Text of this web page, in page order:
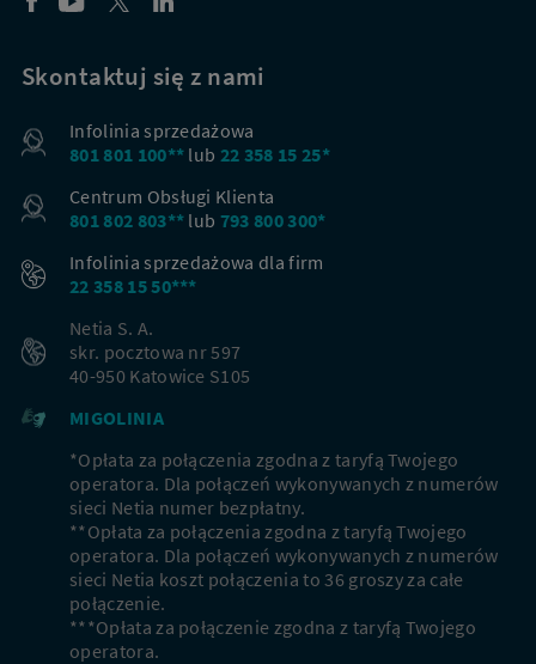
Skontaktuj się z nami
Infolinia sprzedażowa
801 801 100** lub 22 358 15 25*
Centrum Obsługi Klienta
801 802 803** lub 793 800 300*
Infolinia sprzedażowa dla firm
22 358 15 50***
Netia S. A.
skr. pocztowa nr 597
40-950 Katowice S105
MIGOLINIA
*Opłata za połączenia zgodna z taryfą Twojego
operatora. Dla połączeń wykonywanych z numerów
sieci Netia numer bezpłatny.
**Opłata za połączenia zgodna z taryfą Twojego
operatora. Dla połączeń wykonywanych z numerów
sieci Netia koszt połączenia to 36 groszy za całe
połączenie.
***Opłata za połączenie zgodna z taryfą Twojego
operatora.